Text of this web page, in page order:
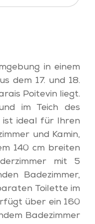
in einem
dem 17. und 18.
Poitevin liegt.
im Teich des
ist ideal für Ihren
und Kamin,
140 cm breiten
mit 5
Badezimmer,
Toilette im
über ein 160
Badezimmer